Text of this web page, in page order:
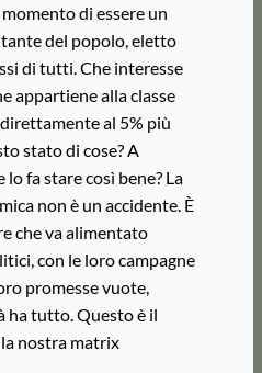
di essere un
del popolo, eletto
di tutti. Che interesse
appartiene alla classe
al 5% più
stato di cose? A
fa stare così bene? La
non è un accidente. È
che va alimentato
con le loro campagne
promesse vuote,
ha tutto. Questo è il
nostra matrix